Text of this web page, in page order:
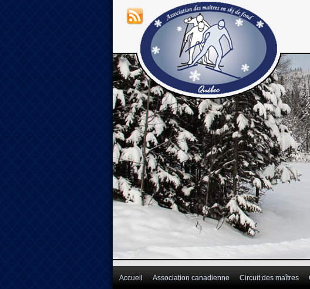
Accueil Association canadienne Circuit des maîtres